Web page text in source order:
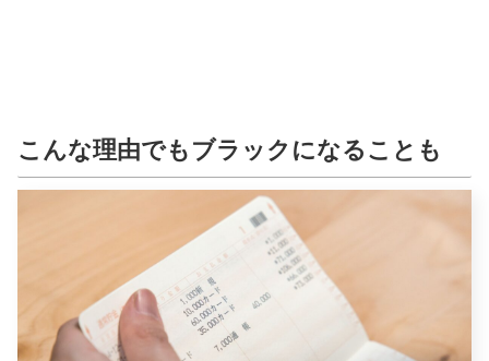
こんな理由でもブラックになることも